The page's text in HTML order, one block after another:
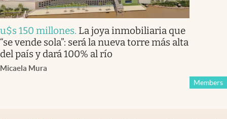
u$s 150 millones. La joya inmobiliaria que
“se vende sola”: será la nueva torre más alta
del país y dará 100% al río
Micaela Mura
Members